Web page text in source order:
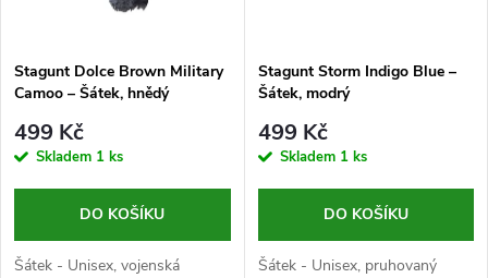
Stagunt Dolce Brown Military
Camoo – Šátek, hnědý
499 Kč
Skladem 1 ks
DO KOŠÍKU
Šátek - Unisex, vojenská
Stagunt Storm Indigo Blue –
Šátek, modrý
499 Kč
Skladem 1 ks
DO KOŠÍKU
Šátek - Unisex, pruhovaný